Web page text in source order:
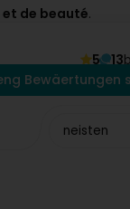
de beauté.
5 13
Bewäertungen
neisten